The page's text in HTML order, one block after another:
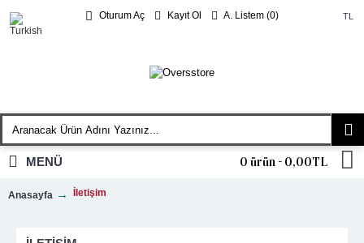
TL
Oturum Aç Kayıt Ol A. Listem (0)
0 ürün - 0,00TL
MENÜ
Anasayfa İletişim